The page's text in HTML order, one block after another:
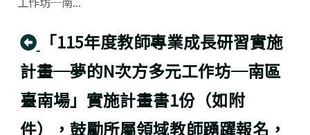
回上頁
「115年度教師專業成長研習實施
計畫─夢的N次方多元工作坊─南區
臺南場」實施計畫書1份（如附
件），鼓勵所屬領域教師踴躍報名，